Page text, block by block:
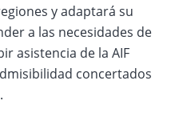
y adaptará su
a las necesidades de
asistencia de la AIF
concertados